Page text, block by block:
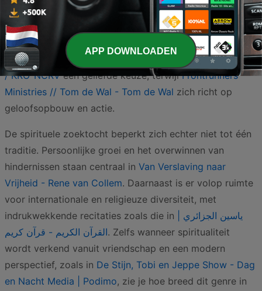
dagelijks leven en geloofstwijfels, kan zich laten
inspireren door
Christine en Gerjanne weten het (ook
niet) - Nederlands Dagblad
. Voor een dagelijkse portie
spirituele voeding is de
Heilige van de Dag - NPO Luister
/ KRO-NCRVeen geliefde keuze, terwijlFrontrunners
Ministries // Tom de Wal - Tom de Wal zich richt op
geloofsopbouw en actie.
De spirituele zoektocht beperkt zich echter niet tot één
traditie. Persoonlijke groei en het overwinnen van
hindernissen staan centraal in Van Verslaving naar
Vrijheid - Rene van Collem. Daarnaast is er volop ruimte
voor internationale en religieuze diversiteit, met
indrukwekkende recitaties zoals die in
ياسين الجزائري |
القرآن الكريم - قرآن كريم. Zelfs wanneer spiritualiteit
wordt verkend vanuit vriendschap en een modern
perspectief, zoals in De Stijn, Tobi en Jeppe Show - Dag
en Nacht Media | Podimo, zie je hoe breed dit genre in
APP DOWNLOADEN